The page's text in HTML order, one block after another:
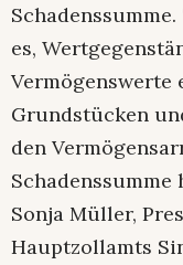
es,
Vermögenswerte
Grundstücken
den
Schadenssumme
Sonja Müller,
Hauptzollamts